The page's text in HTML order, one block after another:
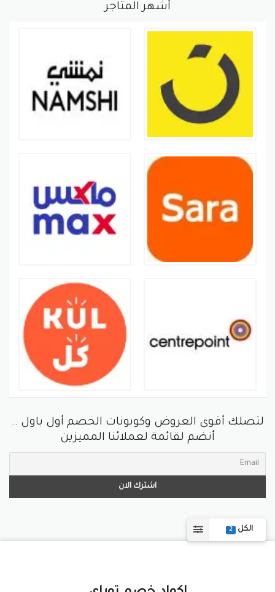
الكل 2
أشهر المتاجر
لتصلك أقوى العروض وكوبونات الخصم أول باول ..
أنضم لقائمة لعملائنا المميزين